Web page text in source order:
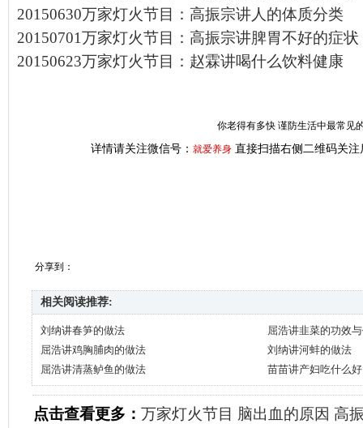
20150630万家灯火节目：高振宗讲人的体质分类
20150701万家灯火节目：高振宗讲脾胃不好的症状
20150623万家灯火节目：赵霖讲喝什么饮料健康
你老得有多快 谨防生活中最常见
详情请关注微信号： 就爱养身 直接扫描右侧二维码关注
分享到：
相关阅读推荐:
刘纳讲春笋的做法
屈浩讲韭菜的功效
屈浩讲鸡胸脯肉的做法
刘纳讲河蚌的做法
屈浩讲清蒸鲈鱼的做法
苗苗讲产妇吃什么好
点击查看更多： 万家灯火节目 脑出血的原因 高